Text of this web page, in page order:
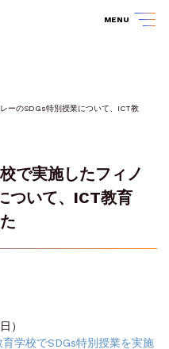
MENU
ーのSDGs特別授業について、ICT教
で実施したフィノ
ついて、ICT教育
）
学校でSDGs特別授業を実施